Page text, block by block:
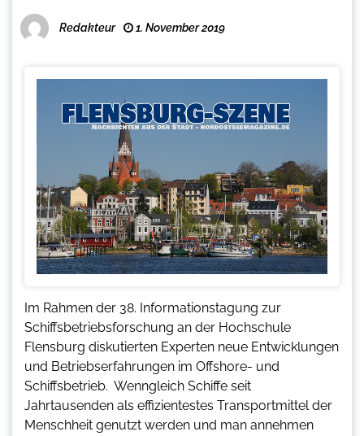
Redakteur 1. November 2019
Im Rahmen der 38. Informationstagung zur
Schiffsbetriebsforschung an der Hochschule
Flensburg diskutierten Experten neue Entwicklungen
und Betriebserfahrungen im Offshore- und
Schiffsbetrieb. Wenngleich Schiffe seit
Jahrtausenden als effizientestes Transportmittel der
Menschheit genutzt werden und man annehmen